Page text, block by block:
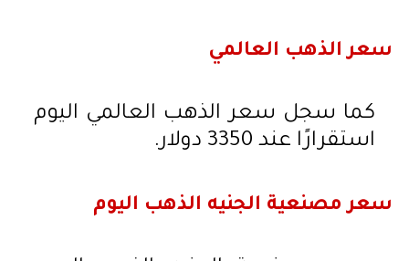
سعر الذهب العالمي
كما سجل سعر الذهب العالمي اليوم
استقرارًا عند 3350 دولار.
سعر مصنعية الجنيه الذهب اليوم